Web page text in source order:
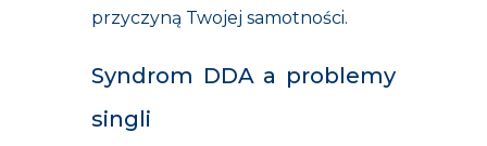
przyczyną Twojej samotności.
Syndrom DDA a problemy
singli